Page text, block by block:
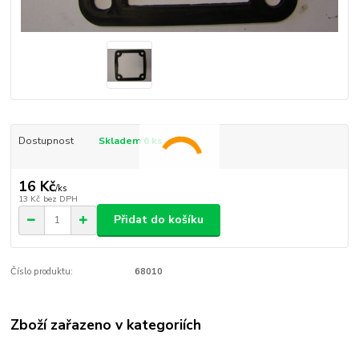
Dostupnost Skladem 6 ks
16 Kč/ks
13 Kč bez DPH
Přidat do košíku
Číslo produktu: 68010
Zboží zařazeno v kategoriích